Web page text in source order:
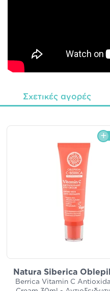
Σχετικές αγορές
Natura Siberica
Berrica Vitamin C